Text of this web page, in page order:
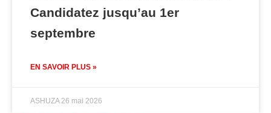
Candidatez jusqu’au 1er
septembre
EN SAVOIR PLUS »
ASHUZA26 mai 2026